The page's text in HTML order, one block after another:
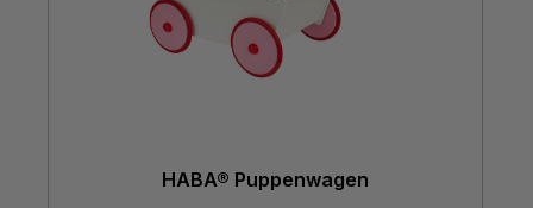
HABA® Puppenwagen